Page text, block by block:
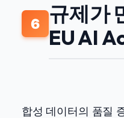
6 규제가
EU AI
합성 데이터의 품질